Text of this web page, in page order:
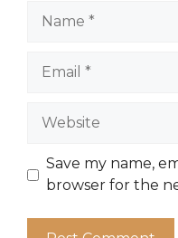
Website
Save my name,
browser for the